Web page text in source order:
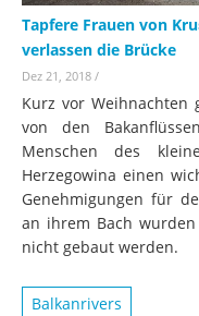
Tapfere Frauen von
verlassen die Brücke
Dez 21, 2018 /
Kurz vor
von den
Menschen des
Herzegowina einen
Genehmigungen für
an ihrem Bach
nicht gebaut werden.
Balkanrivers